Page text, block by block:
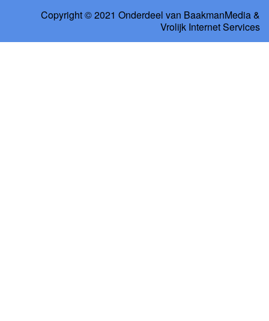
Copyright © 2021 Onderdeel van BaakmanMedia&
Vrolijk Internet Services